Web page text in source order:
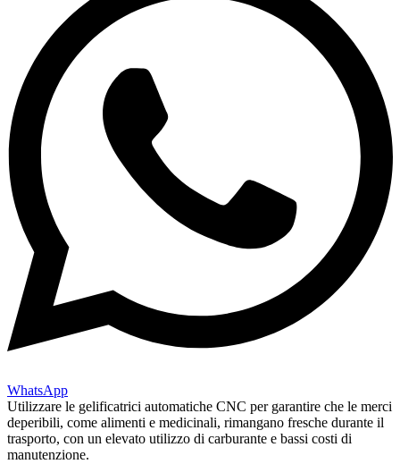
WhatsApp
Utilizzare le gelificatrici automatiche CNC per garantire che le merci
deperibili, come alimenti e medicinali, rimangano fresche durante il
trasporto, con un elevato utilizzo di carburante e bassi costi di
manutenzione.